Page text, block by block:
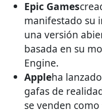
Epic Games
manifestado su
una versión
basada en su
Engine.
Appleha
gafas de
se venden